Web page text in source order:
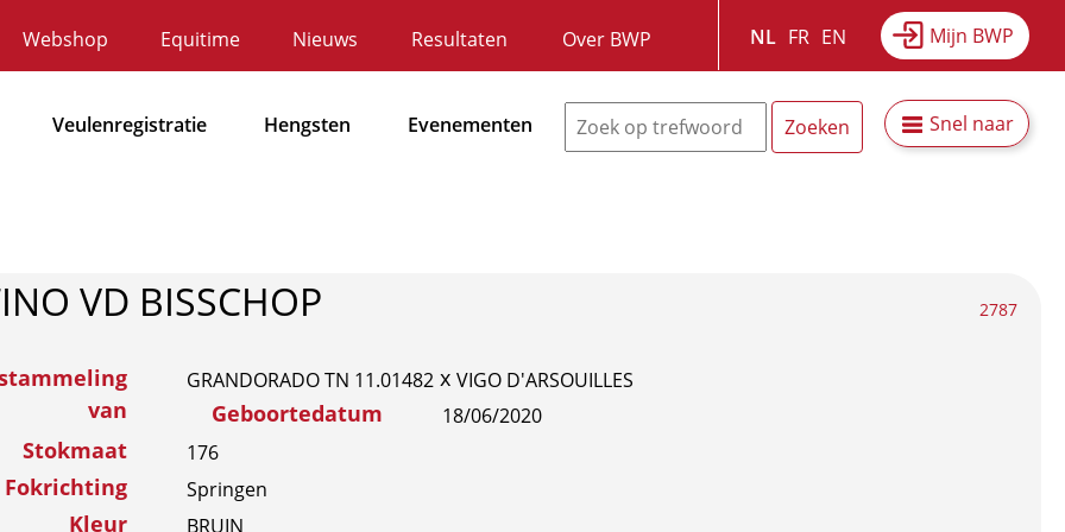
Mijn BWP
NL FR EN
navigatie
Webshop Equitime Nieuws Resultaten Over BWP
Hoofdnavigatie
Veulenregistratie Hengsten Evenementen Snel naar
VD BISSCHOP
van
GRANDORADO TN 11.01482 x VIGO D'ARSOUILLES
Geboortedatum 18/06/2020
Stokmaat 176
Fokrichting Springen
Kleur BRUIN
2787